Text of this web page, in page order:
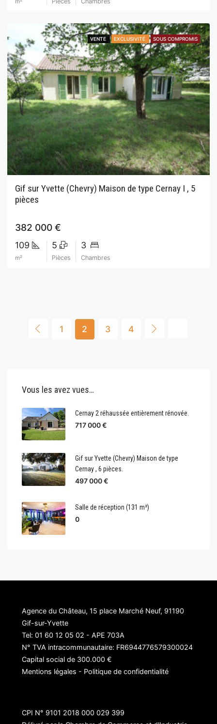
VENTE EXCLUSIVITÉ SOUS COMPROMIS
VENTE EXCLUSIVITÉ SOUS COMPROMIS
Gif sur Yvette (Chevry) Maison de type Cernay I , 5
pièces
382 000 €
109
m²
5
Pièces
3
Chambres
1 2 3 4
Vous les avez vues…
Cernay 2 réhaussée entièrement rénovée.
717 000 €
Gif sur Yvette (Chevry) Maison de type
Cernay , 6 pièces.
497 000 €
Salle de réception (131 m²)
0
Agence du Château, 15 place Marché Neuf, 91190
Gif-sur-Yvette
Tel: 01 60 12 05 02 - APE 703A
N° TVA intracommunautaire: FR6944776579300024
Capital social de 300.000 €
Mentions légales - Politique de confidentialité
CPI N° 9101 2018 000 029 399